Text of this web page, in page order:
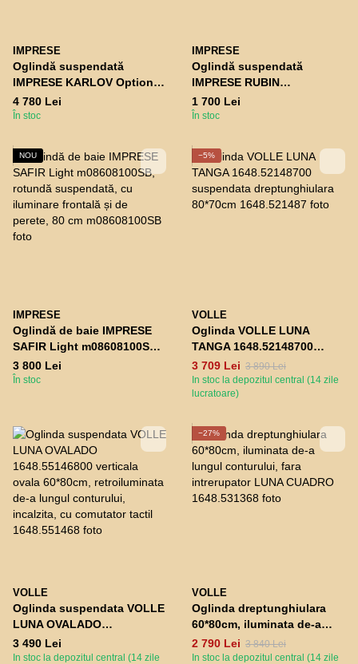
IMPRESE
Oglindă suspendată
IMPRESE KARLOV Option
m08607600MD
dreptunghiulară în ramă cu
încălzire și ceas, 70*80 cm
4 780 Lei
În stoc
IMPRESE
Oglindă suspendată
IMPRESE RUBIN
m08609900MF
dreptunghiulară pentru baie
60*80 cm
1 700 Lei
În stoc
NOU
IMPRESE
Oglindă de baie IMPRESE
SAFIR Light m08608100SB,
rotundă suspendată, cu
iluminare frontală și de
3 800 Lei
În stoc
−5%
VOLLE
Oglinda VOLLE LUNA
TANGA 1648.52148700
suspendata
dreptunghiulara 80*70cm
3 709 Lei 3 890 Lei
In stoc la depozitul central (14 zile
lucratoare)
VOLLE
Oglinda suspendata VOLLE
LUNA OVALADO
1648.55146800 verticala
ovala 60*80cm,
3 490 Lei
In stoc la depozitul central (14 zile
−27%
VOLLE
Oglinda dreptunghiulara
60*80cm, iluminata de-a
lungul conturului, fara
intrerupator LUNA CUADRO
2 790 Lei 3 840 Lei
In stoc la depozitul central (14 zile